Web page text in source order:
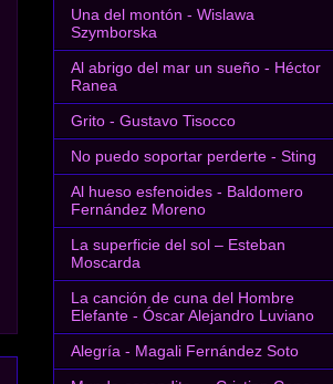
Una del montón - Wislawa
Szymborska
Al abrigo del mar un sueño - Héctor
Ranea
Grito - Gustavo Tisocco
No puedo soportar perderte - Sting
Al hueso esfenoides - Baldomero
Fernández Moreno
La superficie del sol – Esteban
Moscarda
La canción de cuna del Hombre
Elefante - Óscar Alejandro Luviano
Alegría - Magali Fernández Soto